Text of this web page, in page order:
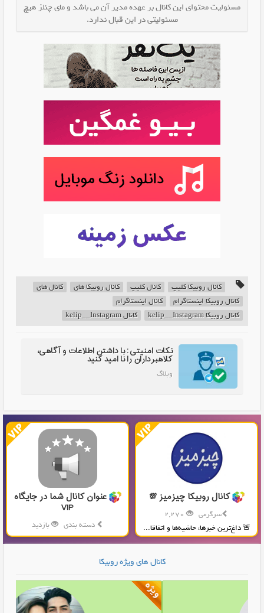
مسئولیت محتوای این کانال بر عهده مدیر آن می باشد و مای چنلز هیچ
مسئولیتی در این قبال ندارد.
کانال روبیکا کلیپ کانال کلیپ کانال روبیکا های
کانال های
کانال روبیکا اینستاگرام
کانال اینستاگرام
کانال روبیکا kelip__Instagram
کانال kelip__Instagram
نکات امنیتی: با داشتن اطلاعات و آگاهی،
کلاهبرداران را نا امید کنید
وبلاگ
کانال روبیکا چیزمیز 💯
سرگرمی
🚨 داغ‌ترین خبرها، حاشیه‌ها و اتفاقا...
عنوان کانال شما در جایگاه
VIP
دسته بندی
بازدید
توضیحات کانال شما در این قسمت...
کانال های ویژه روبیکا